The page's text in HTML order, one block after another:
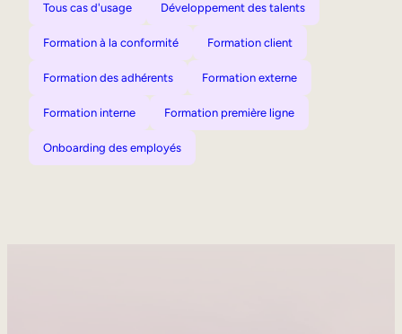
Tous cas d'usage Développement des talents
Formation à la conformité Formation client
Formation des adhérents Formation externe
Formation interne Formation première ligne
Onboarding des employés